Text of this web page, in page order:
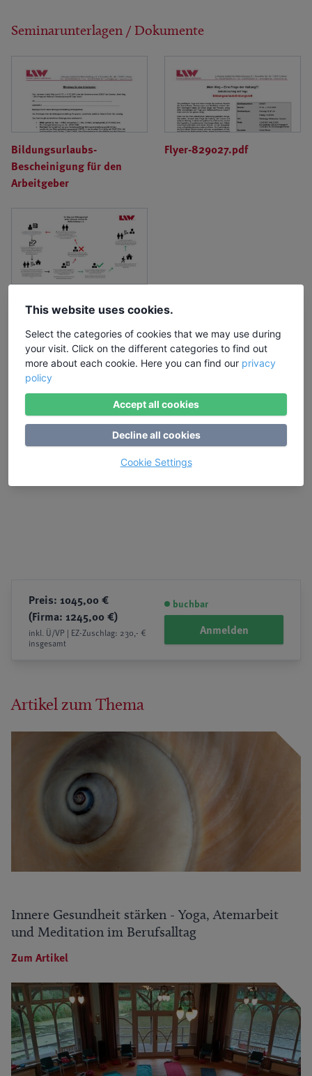
Seminarunterlagen / Dokumente
Bildungsurlaubs-
Bescheinigung für den
Arbeitgeber
Flyer-829027.pdf
Schritte zum
Bildungsurlaub
Seminarort / Karte
Preis: 1045,00 €
(Firma: 1245,00 €)
inkl. Ü/VP | EZ-Zuschlag: 230,- €
insgesamt
buchbar
Anmelden
Artikel zum Thema
Innere Gesundheit stärken - Yoga, Atemarbeit
und Meditation im Berufsalltag
Zum Artikel
This website uses cookies.
Select the categories of cookies that we may use during
your visit. Click on the different categories to find out
more about each cookie. Here you can find our privacy
policy
Accept all cookies
Decline all cookies
Cookie Settings